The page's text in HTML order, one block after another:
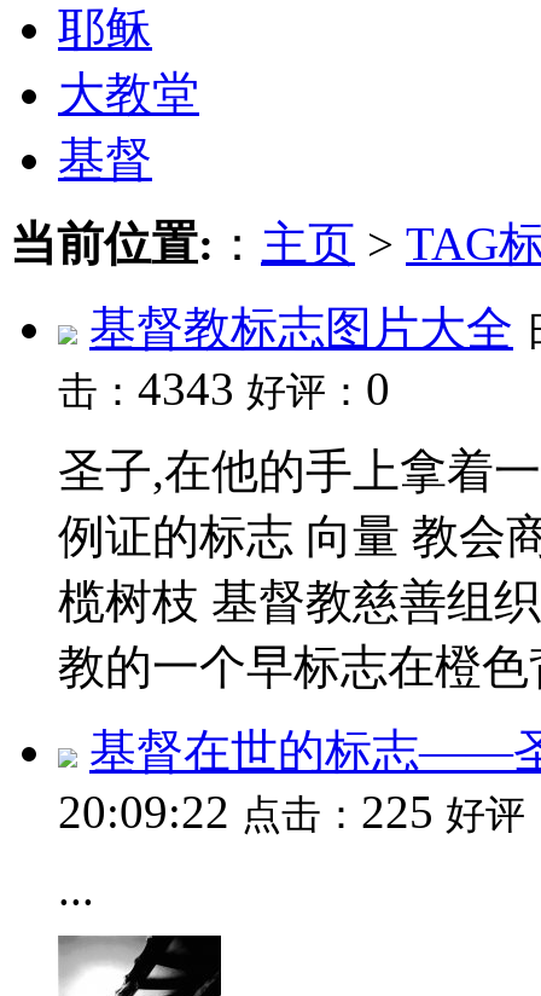
耶稣
大教堂
基督
当前位置: ： 主页 > TAG
基督教标志图片大全
击： 4343 好评： 0
圣子,在他的手上拿着
例证的标志 向量 教会
榄树枝 基督教慈善组
教的一个早标志在橙色
基督在世的标志——
20:09:22 点击： 225 好评
...